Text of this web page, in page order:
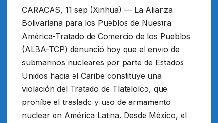
CARACAS, 11 sep (Xinhua) — La Alianza
Bolivariana para los Pueblos de Nuestra
América-Tratado de Comercio de los Pueblos
(ALBA-TCP) denunció hoy que el envío de
submarinos nucleares por parte de Estados
Unidos hacia el Caribe constituye una
violación del Tratado de Tlatelolco, que
prohíbe el traslado y uso de armamento
nuclear en América Latina. Desde México, el